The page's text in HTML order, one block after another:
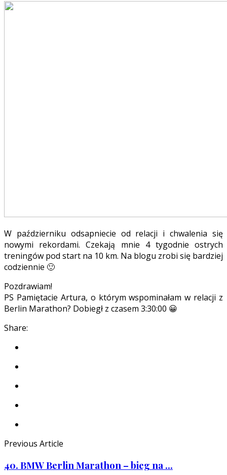
W październiku odsapniecie od relacji i chwalenia się
nowymi rekordami. Czekają mnie 4 tygodnie ostrych
treningów pod start na 10 km. Na blogu zrobi się bardziej
codziennie 🙂
Pozdrawiam!
PS Pamiętacie Artura, o którym wspominałam w relacji z
Berlin Marathon? Dobiegł z czasem 3:30:00 😀
Share:
Previous Article
40. BMW Berlin Marathon – bieg na ...